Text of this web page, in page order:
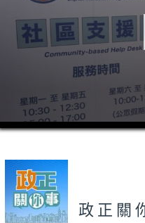
0
seconds
minutes,
seconds
政正關